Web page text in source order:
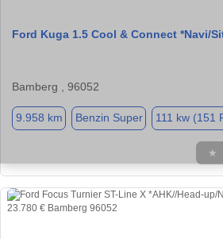
Ford Kuga 1.5 Cool & Connect *Navi/
Bamberg , 96052
9.958 km Benzin Super 111 kw (151
★